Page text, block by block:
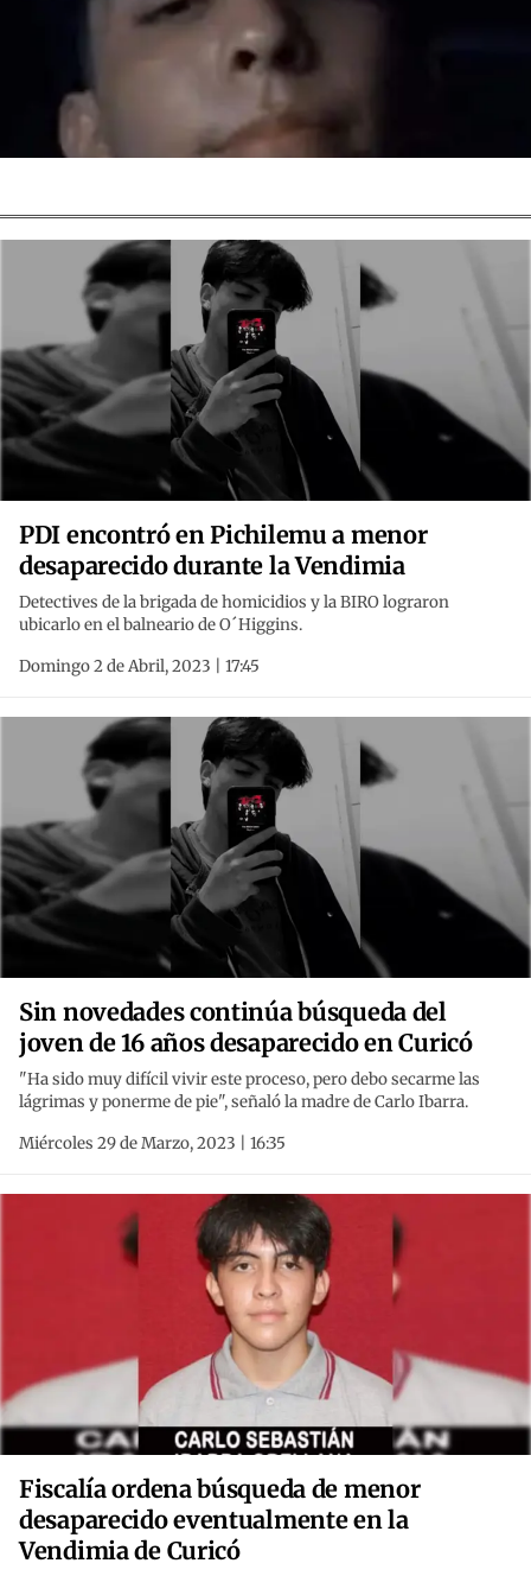
PDI encontró en Pichilemu a menor
desaparecido durante la Vendimia
Detectives de la brigada de homicidios y la BIRO lograron
ubicarlo en el balneario de O´Higgins.
Domingo 2 de Abril, 2023 | 17:45
Sin novedades continúa búsqueda del
joven de 16 años desaparecido en Curicó
"Ha sido muy difícil vivir este proceso, pero debo secarme las
lágrimas y ponerme de pie", señaló la madre de Carlo Ibarra.
Miércoles 29 de Marzo, 2023 | 16:35
Fiscalía ordena búsqueda de menor
desaparecido eventualmente en la
Vendimia de Curicó